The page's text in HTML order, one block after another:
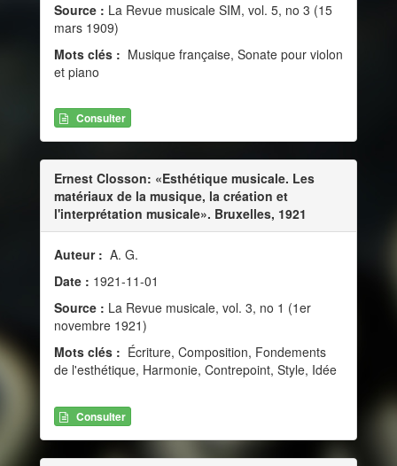
Source : La Revue musicale SIM, vol. 5, no 3 (15
mars 1909)
Mots clés : Musique française, Sonate pour violon
et piano
Consulter
Ernest Closson: «Esthétique musicale. Les
matériaux de la musique, la création et
l'interprétation musicale». Bruxelles, 1921
Auteur : A. G.
Date : 1921-11-01
Source : La Revue musicale, vol. 3, no 1 (1er
novembre 1921)
Mots clés : Écriture, Composition, Fondements
de l'esthétique, Harmonie, Contrepoint, Style, Idée
Consulter